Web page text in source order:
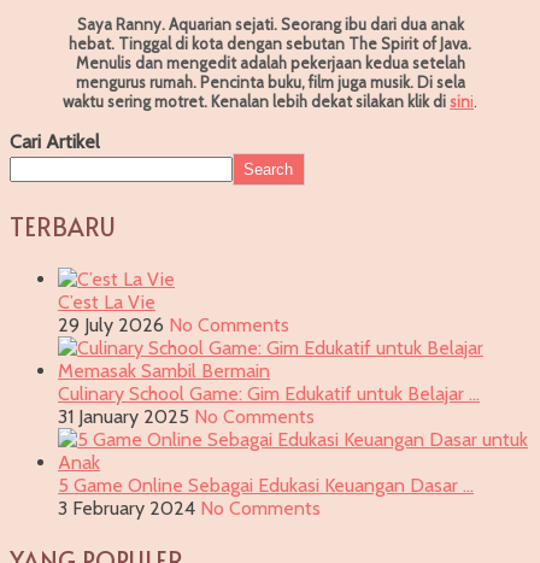
Saya Ranny. Aquarian sejati. Seorang ibu dari dua anak
hebat. Tinggal di kota dengan sebutan The Spirit of Java.
Menulis dan mengedit adalah pekerjaan kedua setelah
mengurus rumah. Pencinta buku, film juga musik. Di sela
waktu sering motret. Kenalan lebih dekat silakan klik disini
Cari Artikel
Search
TERBARU
C’est La Vie
29 July 2026 No Comments
Culinary School Game: Gim Edukatif untuk Belajar …
31 January 2025 No Comments
5 Game Online Sebagai Edukasi Keuangan Dasar …
3 February 2024 No Comments